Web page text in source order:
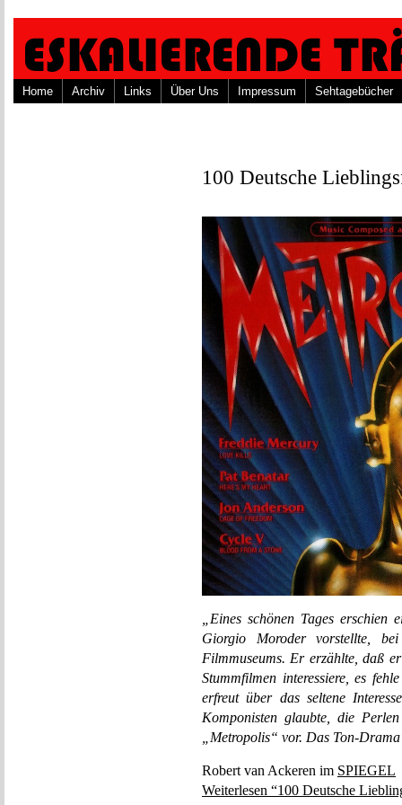
Home Archiv Links Über Uns Impressum Sehtagebücher
100 Deutsche
„Eines schönen Tages
Giorgio Moroder vorstellte,
Filmmuseums. Er erzählte, daß
Stummfilmen interessiere, es
erfreut über das seltene
Komponisten glaubte, die
„Metropolis“ vor. Das Ton-
Robert van Ackeren im SPIEGEL
Weiterlesen “100 Deutsche